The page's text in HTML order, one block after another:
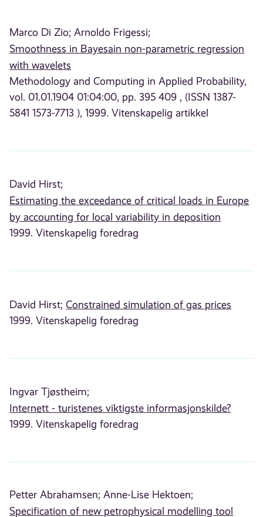
Marco Di Zio; Arnoldo Frigessi;
Smoothness in Bayesain non-parametric regression
with wavelets
Methodology and Computing in Applied Probability,
vol. 01.01.1904 01:04:00, pp. 395 409 , (ISSN 1387-
5841 1573-7713 ), 1999. Vitenskapelig artikkel
David Hirst;
Estimating the exceedance of critical loads in Europe
by accounting for local variability in deposition
1999. Vitenskapelig foredrag
David Hirst; Constrained simulation of gas prices
1999. Vitenskapelig foredrag
Ingvar Tjøstheim;
Internett - turistenes viktigste informasjonskilde?
1999. Vitenskapelig foredrag
Petter Abrahamsen; Anne-Lise Hektoen;
Specification of new petrophysical modelling tool